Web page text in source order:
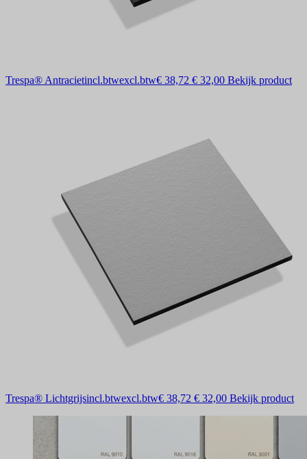
Trespa® Antracietincl.btwexcl.btw€ 38,72 € 32,00 Bekijk product
Trespa® Lichtgrijsincl.btwexcl.btw€ 38,72 € 32,00 Bekijk product